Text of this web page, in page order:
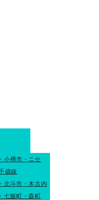
小樽市・ニセ
歳線
北斗市・木古内
七飯町・森町